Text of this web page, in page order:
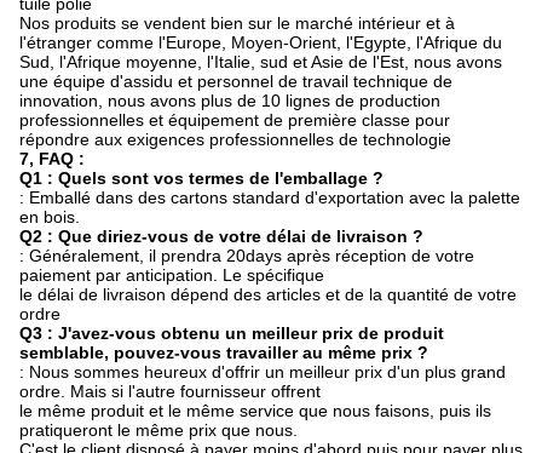
Nos produits se vendent bien sur le marché intérieur et à
l'étranger comme l'Europe, Moyen-Orient, l'Egypte, l'Afrique du
Sud, l'Afrique moyenne, l'Italie, sud et Asie de l'Est, nous avons
une équipe d'assidu et personnel de travail technique de
innovation, nous avons plus de 10 lignes de production
professionnelles et équipement de première classe pour
répondre aux exigences professionnelles de technologie
7, FAQ :
Q1 : Quels sont vos termes de l'emballage ?
: Emballé dans des cartons standard d'exportation avec la palette
en bois.
Q2 : Que diriez-vous de votre délai de livraison ?
: Généralement, il prendra 20days après réception de votre
paiement par anticipation. Le spécifique
le délai de livraison dépend des articles et de la quantité de votre
ordre
Q3 : J'avez-vous obtenu un meilleur prix de produit
semblable, pouvez-vous travailler au même prix ?
: Nous sommes heureux d'offrir un meilleur prix d'un plus grand
ordre. Mais si l'autre fournisseur offrent
le même produit et le même service que nous faisons, puis ils
pratiqueront le même prix que nous.